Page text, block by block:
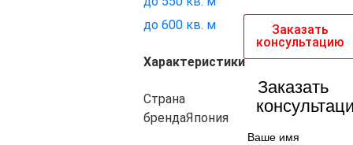
Заказать
консультацию
Заказать
Ваше имя
до 600 кв. м
Характеристики
Страна
брендаЯпония